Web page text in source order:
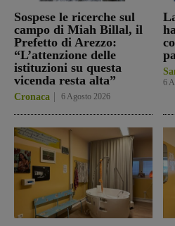
Sospese le ricerche sul
campo di Miah Billal, il
Prefetto di Arezzo:
“L’attenzione delle
istituzioni su questa
vicenda resta alta”
Cronaca 6 Agosto 2026
6